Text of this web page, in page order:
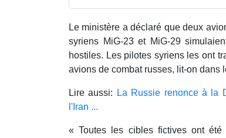
Le ministère a déclaré que deux
syriens MiG-23 et MiG-29
hostiles. Les pilotes syriens les ont
avions de combat russes, lit-on dans
Lire aussi:
La Russie renonce à la
l'Iran ...
« Toutes les cibles fictives ont été